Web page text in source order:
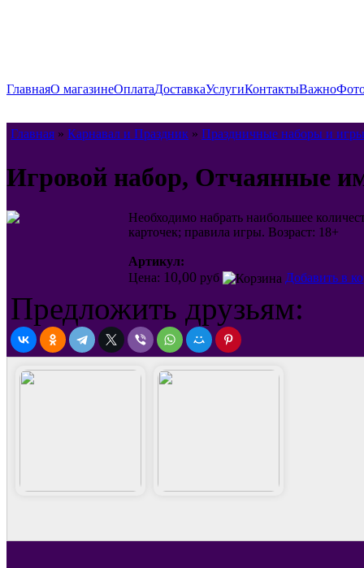
ГлавнаяО магазинеОплатаДоставкаУслугиКонтактыВажно
Главная » Карнавал и Праздник » Праздничные наборы и
Игровой набор, Отчаянные
Необходимо набрать наибольшее
карточек; правила игры. Возраст: 18+
Артикул:
Цена: 10,00 руб Добавить в
Предложить друзьям: